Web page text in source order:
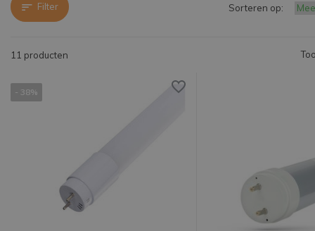
Filter
11 producten
Sorteren op:
- 38%